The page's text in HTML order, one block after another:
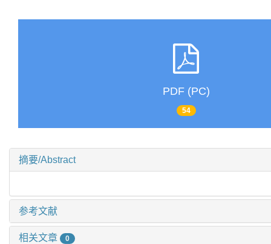
PDF (PC)
54
摘要/Abstract
参考文献
相关文章 0